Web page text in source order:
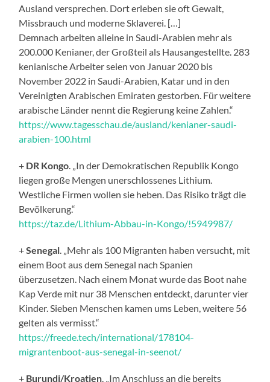
Ausland versprechen. Dort erleben sie oft Gewalt,
Missbrauch und moderne Sklaverei. […]
Demnach arbeiten alleine in Saudi-Arabien mehr als
200.000 Kenianer, der Großteil als Hausangestellte. 283
kenianische Arbeiter seien von Januar 2020 bis
November 2022 in Saudi-Arabien, Katar und in den
Vereinigten Arabischen Emiraten gestorben. Für weitere
arabische Länder nennt die Regierung keine Zahlen.“
https://www.tagesschau.de/ausland/kenianer-saudi-
arabien-100.html
+ DR Kongo . „In der Demokratischen Republik Kongo
liegen große Mengen unerschlossenes Lithium.
Westliche Firmen wollen sie heben. Das Risiko trägt die
Bevölkerung.“
https://taz.de/Lithium-Abbau-in-Kongo/!5949987/
+Senegal . „Mehr als 100 Migranten haben versucht, mit
einem Boot aus dem Senegal nach Spanien
überzusetzen. Nach einem Monat wurde das Boot nahe
Kap Verde mit nur 38 Menschen entdeckt, darunter vier
Kinder. Sieben Menschen kamen ums Leben, weitere 56
gelten als vermisst.“
https://freede.tech/international/178104-
migrantenboot-aus-senegal-in-seenot/
+ Burundi/Kroatien . „Im Anschluss an die bereits